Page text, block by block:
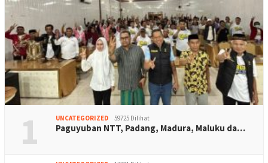
1 UNCATEGORIZED 59725 Dilihat
Paguyuban NTT, Padang, Madura, Maluku da…